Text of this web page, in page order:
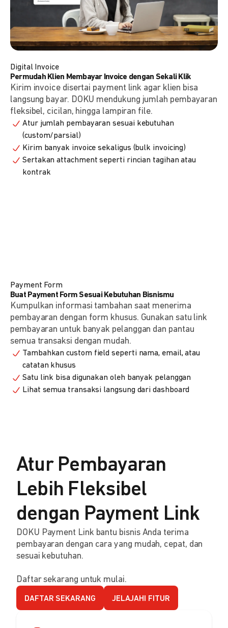
Digital Invoice
Permudah Klien Membayar Invoice dengan Sekali Klik
Kirim invoice disertai payment link agar klien bisa
langsung bayar. DOKU mendukung jumlah pembayaran
fleksibel, cicilan, hingga lampiran file.
Atur jumlah pembayaran sesuai kebutuhan
(custom/parsial)
Kirim banyak invoice sekaligus (bulk invoicing)
Sertakan attachment seperti rincian tagihan atau
kontrak
Payment Form
Buat Payment Form Sesuai Kebutuhan Bisnismu
Kumpulkan informasi tambahan saat menerima
pembayaran dengan form khusus. Gunakan satu link
pembayaran untuk banyak pelanggan dan pantau
semua transaksi dengan mudah.
Tambahkan custom field seperti nama, email, atau
catatan khusus
Satu link bisa digunakan oleh banyak pelanggan
Lihat semua transaksi langsung dari dashboard
Atur Pembayaran
Lebih Fleksibel
dengan Payment Link
DOKU Payment Link bantu bisnis Anda terima
pembayaran dengan cara yang mudah, cepat, dan
sesuai kebutuhan.
Daftar sekarang untuk mulai.
DAFTAR SEKARANG JELAJAHI FITUR